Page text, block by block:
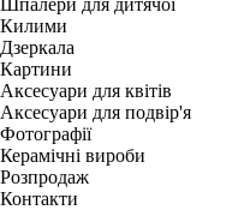
Шпалери для дитячої
Килими
Дзеркала
Картини
Аксесуари для квітів
Аксесуари для подвір'я
Фотографії
Керамічні вироби
Розпродаж
Контакти